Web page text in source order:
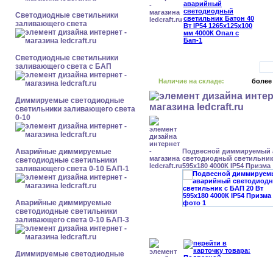
Светодиодные светильники
заливающего света
Светодиодные светильники
заливающего света с БАП
Диммируемые светодиодные
светильники заливающего света
0-10
Аварийные диммируемые
светодиодные светильники
заливающего света 0-10 БАП-1
Аварийные диммируемые
светодиодные светильники
заливающего света 0-10 БАП-3
Диммируемые светодиодные
Наличие на складе: более
Подвесной диммируемый
светодиодный
595x180 4000К IP54 Призма